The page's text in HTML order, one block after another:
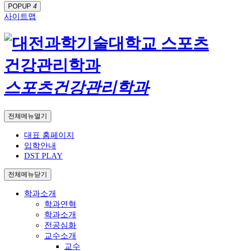
POPUP 4
사이트맵
스포츠건강관리학과
전체메뉴열기
대표 홈페이지
입학안내
DST PLAY
전체메뉴닫기
학과소개
학과연혁
학과소개
전공심화
교수소개
교수